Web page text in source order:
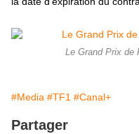
Le Grand Prix de
#Media #TF1 #Canal+
Partager